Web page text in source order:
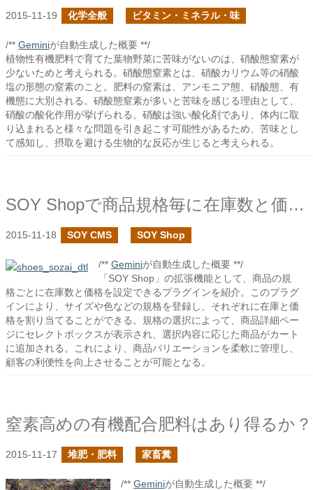
2015-11-19 化学全般 ビタミン・ミネラル・味
/** Geminiが自動生成した概要 **/
植物性有機肥料で育てた葉物野菜に苦味がないのは、硝酸態窒素が
少ないためと考えられる。硝酸態窒素とは、硝酸カリウム等の硝酸
塩の形態の窒素のこと。肥料の窒素は、アンモニア態、硝酸態、有
機態に大別される。硝酸態窒素が多いと苦味を感じる理由として、
硝酸の酸化作用が挙げられる。硝酸は強い酸化剤であり、体内に取
り込まれると様々な問題を引き起こす可能性があるため、苦味とし
て感知し、摂取を避ける生物的な反応が生じると考えられる。
SOY Shopで商品規格毎に在庫数と価格を設定する
2015-11-18 SOY CMS SOY Shop
/** Geminiが自動生成した概要 **/
「SOY Shop」の拡張機能として、商品の規
格ごとに在庫数と価格を設定できるプラグインを紹介。このプラグ
インにより、サイズや色などの規格を登録し、それぞれに在庫と価
格を割り当てることができる。規格の選択によって、商品詳細ペー
ジにセレクトボックスが表示され、選択内容に応じた商品がカート
に追加される。これにより、商品バリエーションを柔軟に管理し、
顧客の利便性を向上させることが可能となる。
窒素高めの有機配合肥料はあり得るか？
2015-11-17 堆肥・肥料 家畜糞
/** Geminiが自動生成した概要 **/